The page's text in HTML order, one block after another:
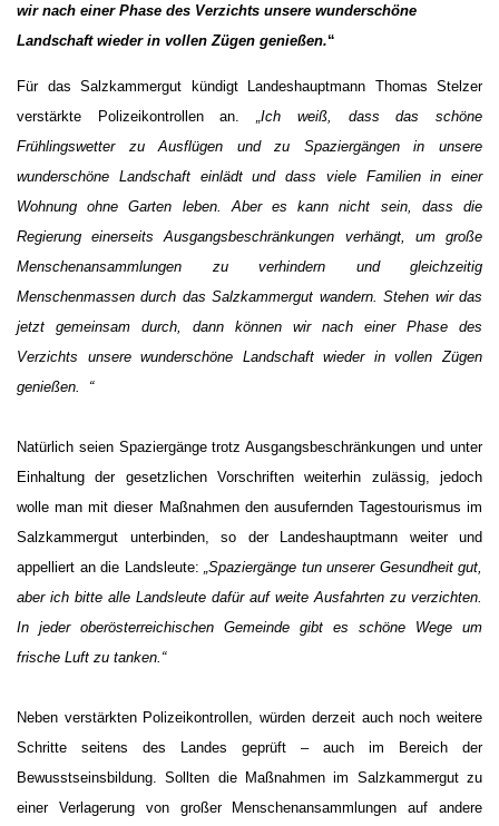
wir nach einer Phase des Verzichts unsere wunderschöne
Landschaft wieder in vollen Zügen genießen.“
Für das Salzkammergut kündigt Landeshauptmann Thomas Stelzer
verstärkte Polizeikontrollen an.„Ich weiß, dass das schöne
Frühlingswetter zu Ausflügen und zu Spaziergängen in unsere
wunderschöne Landschaft einlädt und dass viele Familien in einer
Wohnung ohne Garten leben. Aber es kann nicht sein, dass die
Regierung einerseits Ausgangsbeschränkungen verhängt, um große
Menschenansammlungen zu verhindern und gleichzeitig
Menschenmassen durch das Salzkammergut wandern. Stehen wir das
jetzt gemeinsam durch, dann können wir nach einer Phase des
Verzichts unsere wunderschöne Landschaft wieder in vollen Zügen
genießen. “
Natürlich seien Spaziergänge trotz Ausgangsbeschränkungen und unter
Einhaltung der gesetzlichen Vorschriften weiterhin zulässig, jedoch
wolle man mit dieser Maßnahmen den ausufernden Tagestourismus im
Salzkammergut unterbinden, so der Landeshauptmann weiter und
appelliert an die Landsleute: „Spaziergänge tun unserer Gesundheit gut,
aber ich bitte alle Landsleute dafür auf weite Ausfahrten zu verzichten.
In jeder oberösterreichischen Gemeinde gibt es schöne Wege um
frische Luft zu tanken.“
Neben verstärkten Polizeikontrollen, würden derzeit auch noch weitere
Schritte seitens des Landes geprüft – auch im Bereich der
Bewusstseinsbildung. Sollten die Maßnahmen im Salzkammergut zu
einer Verlagerung von großer Menschenansammlungen auf andere